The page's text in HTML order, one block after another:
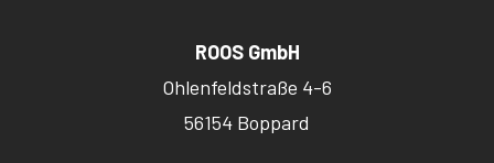
ROOS GmbH
Ohlenfeldstraße 4-6
56154 Boppard